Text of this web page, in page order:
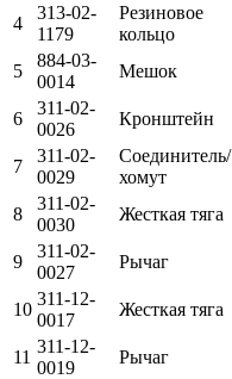
4
313-02-
1179
Резиновое
кольцо
5
884-03-
0014
Мешок
6
311-02-
0026
Кронштейн
7
311-02-
0029
Соединитель/
хомут
8
311-02-
0030
Жесткая тяга
9
311-02-
0027
Рычаг
10
311-12-
0017
Жесткая тяга
11
311-12-
0019
Рычаг